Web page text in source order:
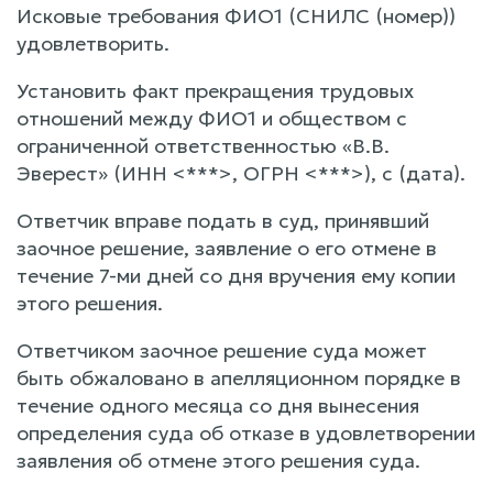
Исковые требования ФИО1 (СНИЛС (номер))
удовлетворить.
Установить факт прекращения трудовых
отношений между ФИО1 и обществом с
ограниченной ответственностью «В.В.
Эверест» (ИНН <***>, ОГРН <***>), с (дата).
Ответчик вправе подать в суд, принявший
заочное решение, заявление о его отмене в
течение 7-ми дней со дня вручения ему копии
этого решения.
Ответчиком заочное решение суда может
быть обжаловано в апелляционном порядке в
течение одного месяца со дня вынесения
определения суда об отказе в удовлетворении
заявления об отмене этого решения суда.